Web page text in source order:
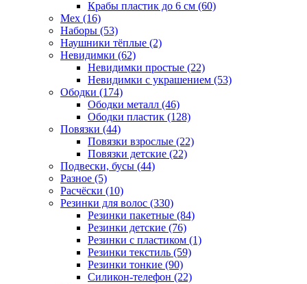
Крабы пластик до 6 см (60)
Мех (16)
Наборы (53)
Наушники тёплые (2)
Невидимки (62)
Невидимки простые (22)
Невидимки с украшением (53)
Ободки (174)
Ободки металл (46)
Ободки пластик (128)
Повязки (44)
Повязки взрослые (22)
Повязки детские (22)
Подвески, бусы (44)
Разное (5)
Расчёски (10)
Резинки для волос (330)
Резинки пакетные (84)
Резинки детские (76)
Резинки с пластиком (1)
Резинки текстиль (59)
Резинки тонкие (90)
Силикон-телефон (22)